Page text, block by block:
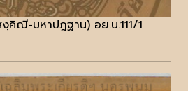
ณี-มหาปฎฐาน) อย.บ.111/1